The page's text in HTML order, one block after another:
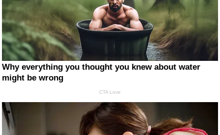
Why everything you thought you knew about water
might be wrong
CTA Love